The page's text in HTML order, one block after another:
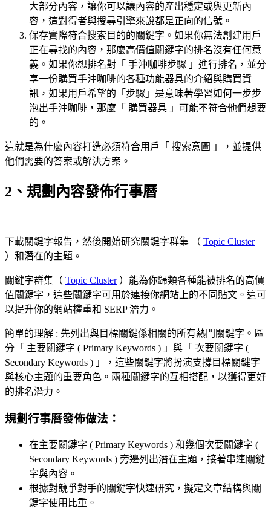
大部分內容，讓你可以讓內容的產出穩定或與更新內
容，這對得者與搜尋引擎來說都是正向的信號。
保存實際符合搜索目的的關鍵字。如果你無法創建用戶
正在尋找的內容，那麼高價值關鍵字的排名沒有任何意
義。如果你想排名對「 手沖咖啡步驟 」進行排名，並分
享一份購買手沖咖啡的各種功能器具的介紹與購買資
訊，如果用戶希望的「步驟」是意味著學習如何一步步
泡出手沖咖啡，那麼「 購買器具 」可能不符合他們想要
的。
這就是為什麼內容打造必須符合用戶「 搜索意圖 」，並提供
他們需要的答案或解決方案。
2、規劃內容發佈行事曆
下載關鍵字報告，然後開始研究關鍵字群集 （ Topic Cluster
）和潛在的主題。
關鍵字群集（ Topic Cluster）能為你歸類各種能被排名的高價
值關鍵字，這些關鍵字可用於連接你網站上的不同貼文。這可
以提升你的網站權重和 SERP 潛力。
簡單的理解 : 先列出與目標關鍵係相關的所有熱門關鍵字。區
分「 主要關鍵字 ( Primary Keywords ) 」與「 次要關鍵字 (
Secondary Keywords ) 」，這些關鍵字將扮演支撐目標關鍵字
與核心主題的重要角色。兩種關鍵字的互相搭配，以獲得更好
的排名潛力。
規劃行事曆發佈做法：
在主要關鍵字 ( Primary Keywords ) 和幾個次要關鍵字 (
Secondary Keywords ) 旁邊列出潛在主題，接著串連關鍵
字與內容。
根據對競爭對手的關鍵字快速研究，擬定文章結構與關
鍵字使用比重。